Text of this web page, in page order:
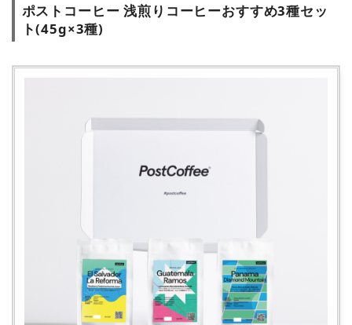
ポストコーヒー 浅煎りコーヒーおすすめ3種セッ
ト(45g×3種)